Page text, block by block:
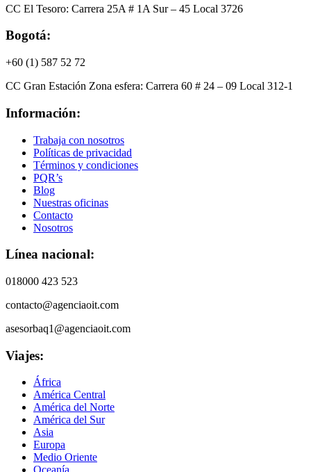
CC El Tesoro: Carrera 25A # 1A Sur – 45 Local 3726
Bogotá:
+60 (1) 587 52 72
CC Gran Estación Zona esfera: Carrera 60 # 24 – 09 Local 312-1
Información:
Trabaja con nosotros
Políticas de privacidad
Términos y condiciones
PQR’s
Blog
Nuestras oficinas
Contacto
Nosotros
Línea nacional:
018000 423 523
contacto@agenciaoit.com
asesorbaq1@agenciaoit.com
Viajes:
África
América Central
América del Norte
América del Sur
Asia
Europa
Medio Oriente